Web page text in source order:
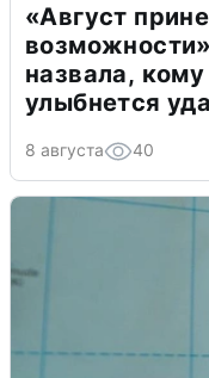
«Август
назвала,
улыбнется
8 августа 40